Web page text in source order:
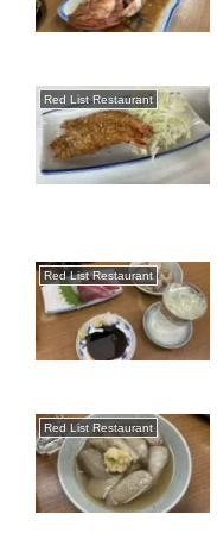
Red List Restaurant
Red List Restaurant
Red List Restaurant